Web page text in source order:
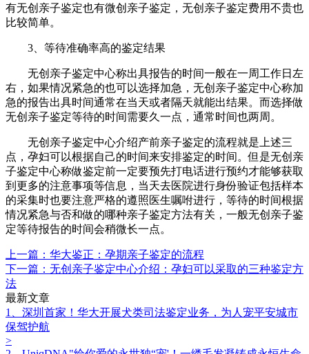
有无创亲子鉴定也有微创亲子鉴定，无创亲子鉴定费用不贵也
比较简单。
3、等待准确率高的鉴定结果
无创亲子鉴定中心称出具报告的时间一般在一周工作日左
右，如果情况紧急的也可以选择加急，无创亲子鉴定中心称加
急的报告出具时间通常在当天或者隔天就能出结果。而选择做
无创亲子鉴定等待的时间需要久一点，通常时间也两周。
无创亲子鉴定中心介绍产前亲子鉴定的流程就是上述三
点，孕妇可以根据自己的时间来安排鉴定的时间。但是无创亲
子鉴定中心称做鉴定前一定要预先打电话进行预约才能够获取
到更多的注意事项等信息，当天去医院进行身份验证包括样本
的采集时也要注意严格的遵照医生嘱咐进行，等待的时间根据
情况紧急与否和做的哪种亲子鉴定方法有关，一般无创亲子鉴
定等待报告的时间会稍微长一点。
上一篇：华大鉴正：孕期亲子鉴定的流程
下一篇：无创亲子鉴定中心介绍：孕妇可以采取的三种鉴定方
法
最新文章
1、深圳首家！华大开展犬类司法鉴定业务，为人宠平安城市
保驾护航
>